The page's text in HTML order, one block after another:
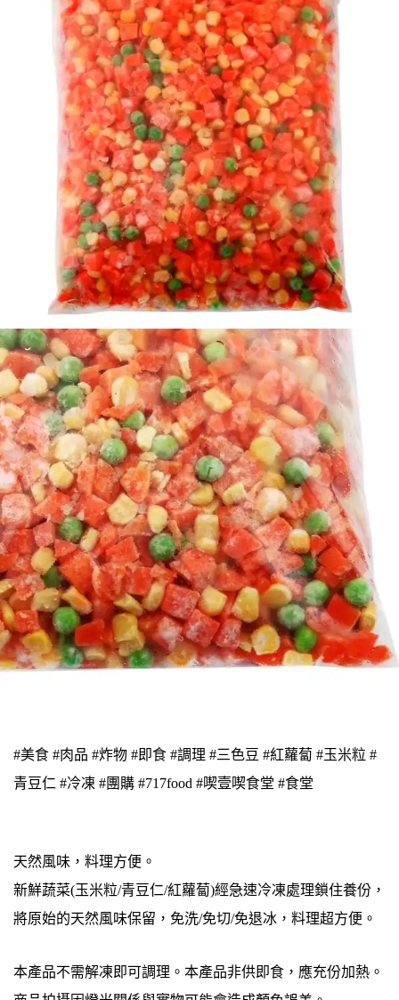
#美食 #肉品 #炸物 #即食 #調理 #三色豆 #紅蘿蔔 #玉米粒 #
青豆仁 #冷凍 #團購 #717food #喫壹喫食堂 #食堂
天然風味，料理方便。
新鮮蔬菜(玉米粒/青豆仁/紅蘿蔔)經急速冷凍處理鎖住養份，
將原始的天然風味保留，免洗/免切/免退冰，料理超方便。
本產品不需解凍即可調理。本產品非供即食，應充份加熱。